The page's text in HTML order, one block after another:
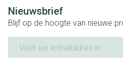
Nieuwsbrief
Blijf op de hoogte van nieuwe